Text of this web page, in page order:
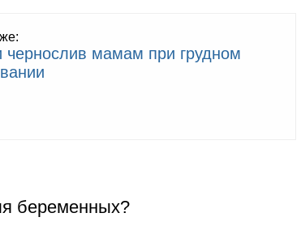
мамам при грудном
беременных?